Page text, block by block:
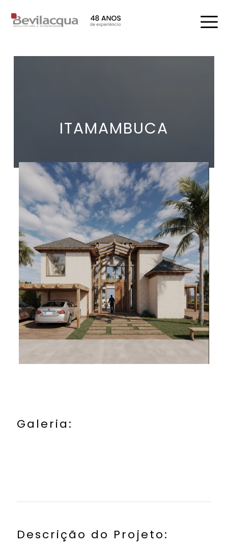
ITAMAMBUCA
Galeria:
Descrição do Projeto: